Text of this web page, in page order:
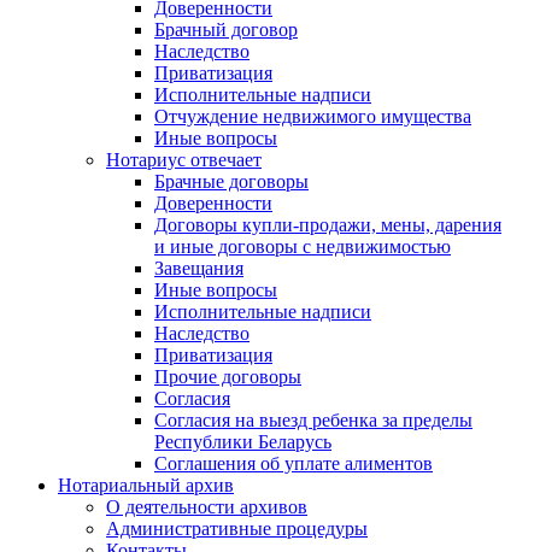
Доверенности
Брачный договор
Наследство
Приватизация
Исполнительные надписи
Отчуждение недвижимого имущества
Иные вопросы
Нотариус отвечает
Брачные договоры
Доверенности
Договоры купли-продажи, мены, дарения
и иные договоры с недвижимостью
Завещания
Иные вопросы
Исполнительные надписи
Наследство
Приватизация
Прочие договоры
Согласия
Согласия на выезд ребенка за пределы
Республики Беларусь
Соглашения об уплате алиментов
Нотариальный архив
О деятельности архивов
Административные процедуры